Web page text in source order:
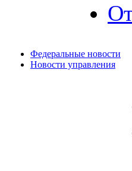
Федеральные новости
Новости управления